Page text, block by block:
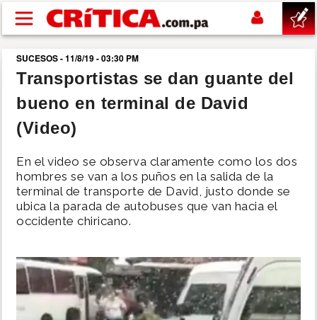
Pasar al contenido principal
buscar
SUCESOS
POLÍTICA
SHOW
DEPORTES
SUCESOS - 11/8/19 - 03:30 PM
Transportistas se dan guante del
bueno en terminal de David
(Video)
En el video se observa claramente como los dos
hombres se van a los puños en la salida de la
terminal de transporte de David, justo donde se
ubica la parada de autobuses que van hacia el
occidente chiricano.